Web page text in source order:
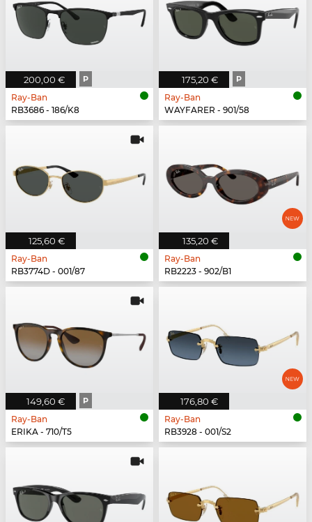
200,00 € P
Ray-Ban
RB3686 - 186/K8
175,20 € P
Ray-Ban
WAYFARER - 901/58
125,60 €
Ray-Ban
RB3774D - 001/87
135,20 €
Ray-Ban
RB2223 - 902/B1
149,60 € P
Ray-Ban
ERIKA - 710/T5
176,80 €
Ray-Ban
RB3928 - 001/S2